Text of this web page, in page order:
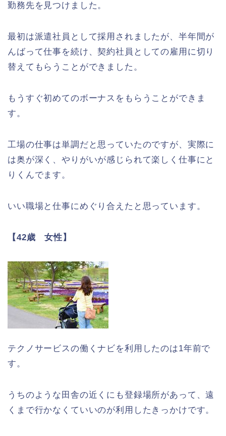
勤務先を見つけました。
最初は派遣社員として採用されましたが、半年間が
んばって仕事を続け、契約社員としての雇用に切り
替えてもらうことができました。
もうすぐ初めてのボーナスをもらうことができま
す。
工場の仕事は単調だと思っていたのですが、実際に
は奥が深く、やりがいが感じられて楽しく仕事にと
りくんでます。
いい職場と仕事にめぐり合えたと思っています。
【42歳 女性】
テクノサービスの働くナビを利用したのは1年前で
す。
うちのような田舎の近くにも登録場所があって、遠
くまで行かなくていいのが利用したきっかけです。